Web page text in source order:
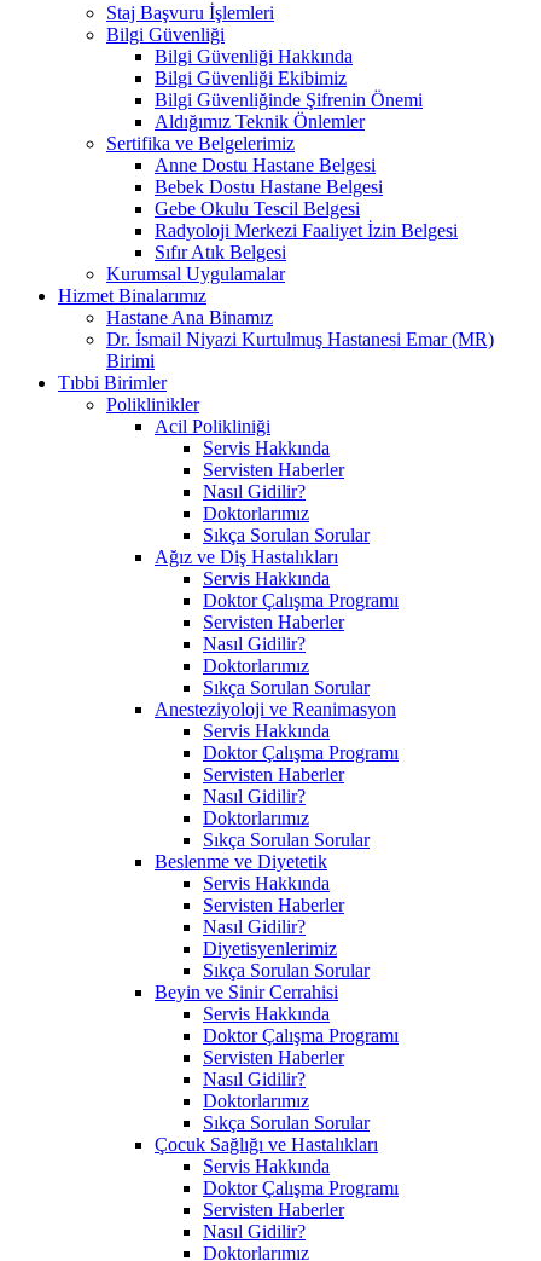
Staj Başvuru İşlemleri
Bilgi Güvenliği
Bilgi Güvenliği Hakkında
Bilgi Güvenliği Ekibimiz
Bilgi Güvenliğinde Şifrenin Önemi
Aldığımız Teknik Önlemler
Sertifika ve Belgelerimiz
Anne Dostu Hastane Belgesi
Bebek Dostu Hastane Belgesi
Gebe Okulu Tescil Belgesi
Radyoloji Merkezi Faaliyet İzin Belgesi
Sıfır Atık Belgesi
Kurumsal Uygulamalar
Hizmet Binalarımız
Hastane Ana Binamız
Dr. İsmail Niyazi Kurtulmuş Hastanesi Emar (MR)
Birimi
Tıbbi Birimler
Poliklinikler
Acil Polikliniği
Servis Hakkında
Servisten Haberler
Nasıl Gidilir?
Doktorlarımız
Sıkça Sorulan Sorular
Ağız ve Diş Hastalıkları
Servis Hakkında
Doktor Çalışma Programı
Servisten Haberler
Nasıl Gidilir?
Doktorlarımız
Sıkça Sorulan Sorular
Anesteziyoloji ve Reanimasyon
Servis Hakkında
Doktor Çalışma Programı
Servisten Haberler
Nasıl Gidilir?
Doktorlarımız
Sıkça Sorulan Sorular
Beslenme ve Diyetetik
Servis Hakkında
Servisten Haberler
Nasıl Gidilir?
Diyetisyenlerimiz
Sıkça Sorulan Sorular
Beyin ve Sinir Cerrahisi
Servis Hakkında
Doktor Çalışma Programı
Servisten Haberler
Nasıl Gidilir?
Doktorlarımız
Sıkça Sorulan Sorular
Çocuk Sağlığı ve Hastalıkları
Servis Hakkında
Doktor Çalışma Programı
Servisten Haberler
Nasıl Gidilir?
Doktorlarımız